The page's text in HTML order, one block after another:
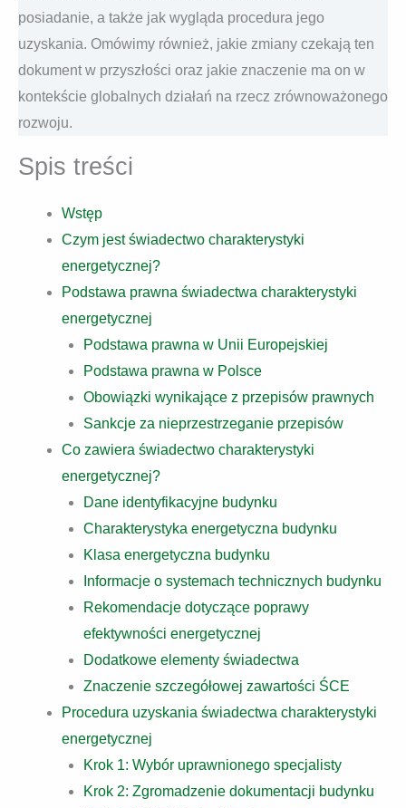
posiadanie, a także jak wygląda procedura jego
uzyskania. Omówimy również, jakie zmiany czekają ten
dokument w przyszłości oraz jakie znaczenie ma on w
kontekście globalnych działań na rzecz zrównoważonego
rozwoju.
Spis treści
Wstęp
Czym jest świadectwo charakterystyki
energetycznej?
Podstawa prawna świadectwa charakterystyki
energetycznej
Podstawa prawna w Unii Europejskiej
Podstawa prawna w Polsce
Obowiązki wynikające z przepisów prawnych
Sankcje za nieprzestrzeganie przepisów
Co zawiera świadectwo charakterystyki
energetycznej?
Dane identyfikacyjne budynku
Charakterystyka energetyczna budynku
Klasa energetyczna budynku
Informacje o systemach technicznych budynku
Rekomendacje dotyczące poprawy
efektywności energetycznej
Dodatkowe elementy świadectwa
Znaczenie szczegółowej zawartości ŚCE
Procedura uzyskania świadectwa charakterystyki
energetycznej
Krok 1: Wybór uprawnionego specjalisty
Krok 2: Zgromadzenie dokumentacji budynku